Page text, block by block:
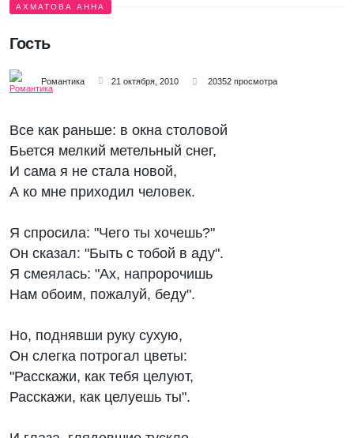
АХМАТОВА АННА
Гость
Романтика 21 октября, 2010 20352 просмотра
Все как раньше: в окна столовой
Бьется мелкий метельный снег,
И сама я не стала новой,
А ко мне приходил человек.
Я спросила: "Чего ты хочешь?"
Он сказал: "Быть с тобой в аду".
Я смеялась: "Ах, напророчишь
Нам обоим, пожалуй, беду".
Но, поднявши руку сухую,
Он слегка потрогал цветы:
"Расскажи, как тебя целуют,
Расскажи, как целуешь ты".